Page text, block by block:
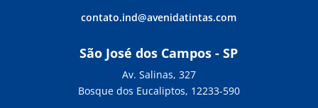
contato.ind@avenidatintas.com
São José dos Campos - SP
Av. Salinas, 327
Bosque dos Eucaliptos, 12233-590